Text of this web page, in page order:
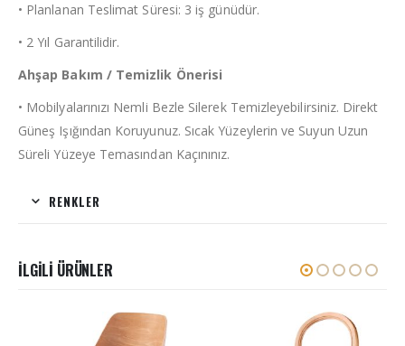
• Planlanan Teslimat Süresi: 3 iş günüdür.
• 2 Yıl Garantilidir.
Ahşap Bakım / Temizlik Önerisi
• Mobilyalarınızı Nemli Bezle Silerek Temizleyebilirsiniz. Direkt
Güneş Işığından Koruyunuz. Sıcak Yüzeylerin ve Suyun Uzun
Süreli Yüzeye Temasından Kaçınınız.
RENKLER
İLGILI ÜRÜNLER